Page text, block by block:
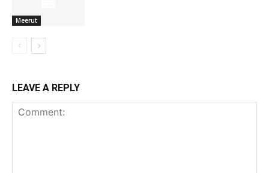
Meerut
LEAVE A REPLY